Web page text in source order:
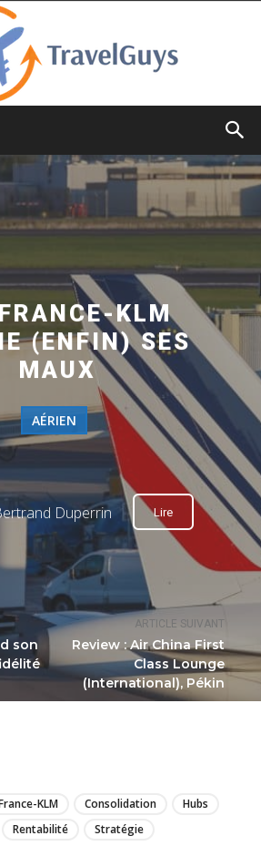
son
ARTICLE SUIVANT
Review : Air China First
Class Lounge
(International), Pékin
KLM
(ENFIN) SES
MAUX
AÉRIEN
Duperrin Lire
KLM Consolidation
Hubs
Rentabilité Stratégie